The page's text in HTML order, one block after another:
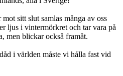
sitt slut samlas många av oss
ljus i vintermörkret och tar vara på
men blickar också framåt.
i världen måste vi hålla fast vid